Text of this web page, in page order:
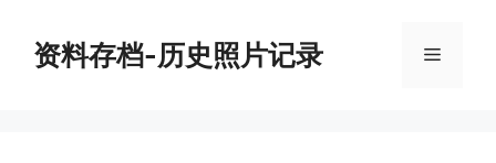
资料存档-历史照片记录 菜